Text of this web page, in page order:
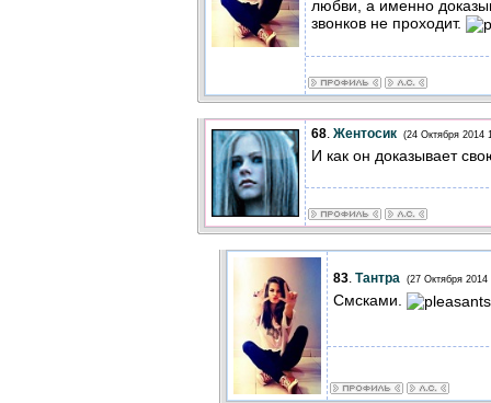
любви, а именно
звонков не проходит.
68. Жентосик (24 Октября 2014
И как он доказывает
83. Тантра (27 Октября 2014
Смсками.